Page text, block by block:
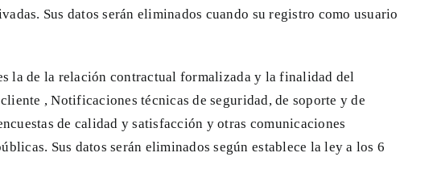
Sus datos serán eliminados cuando su registro como usuario
la de la relación contractual formalizada y la finalidad del
, Notificaciones técnicas de seguridad, de soporte y de
de calidad y satisfacción y otras comunicaciones
Sus datos serán eliminados según establece la ley a los 6